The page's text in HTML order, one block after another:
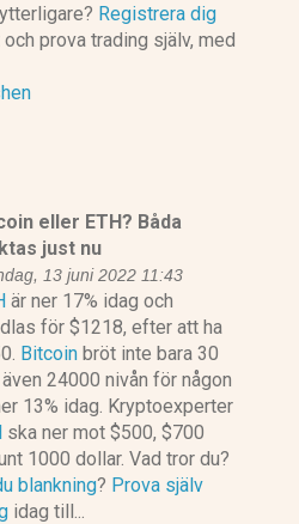
Registrera dig
prova trading själv, med
eller ETH? Båda
just nu
13 juni 2022 11:43
är ner 17% idag och
för $1218, efter att ha
Bitcoin bröt inte bara 30
24000 nivån för någon
13% idag. Kryptoexperter
ska ner mot $500, $700
1000 dollar. Vad tror du?
blankning? Prova själv
idag till...